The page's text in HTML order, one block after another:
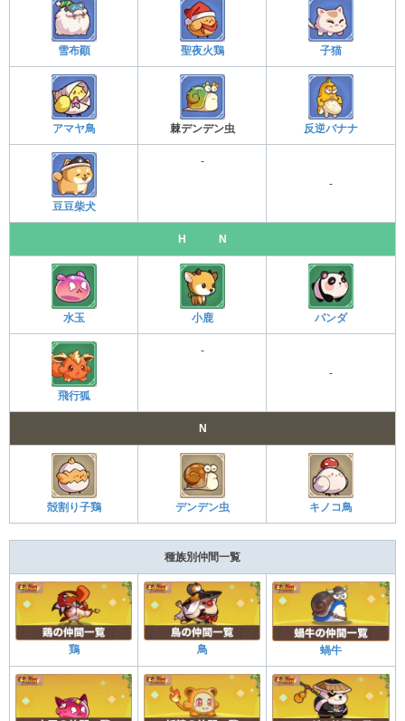
雪布顚 聖夜火鶏 子猫
アマヤ鳥 棘デンデン虫 反逆バナナ
豆豆柴犬
-
-
H N
水玉 小鹿 パンダ
飛行狐
-
-
N
殻割り子鶏 デンデン虫 キノコ鳥
種族別仲間一覧
鶏 鳥 蝸牛